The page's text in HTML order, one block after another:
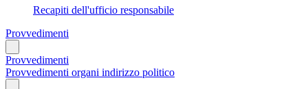
Recapiti dell'ufficio responsabile
Provvedimenti
Provvedimenti
Provvedimenti organi indirizzo politico